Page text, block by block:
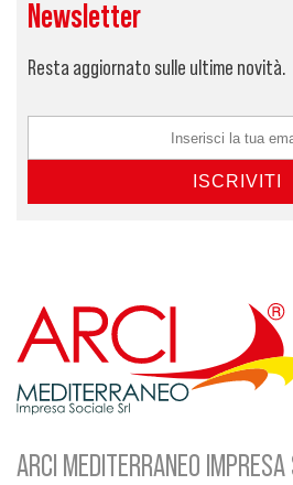
Newsletter
Resta aggiornato sulle ultime novità.
ARCI MEDITERRANEO